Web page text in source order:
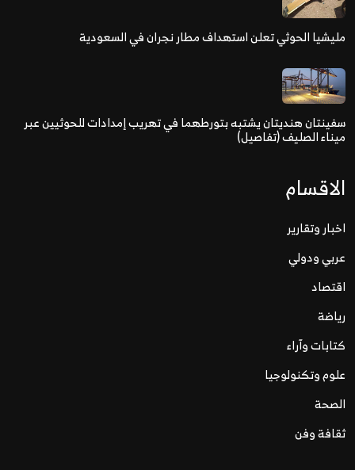
مليشيا الحوثي تعلن استهداف مطار نجران في السعودية
سفينتان هنديتان يشتبه بتورطهما في تهريب إمدادات للحوثيين عبر
ميناء الصليف (تفاصيل)
الاقسام
اخبار وتقارير
عربي ودولي
اقتصاد
رياضة
كتابات وآراء
علوم وتكنولوجيا
الصحة
ثقافة وفن